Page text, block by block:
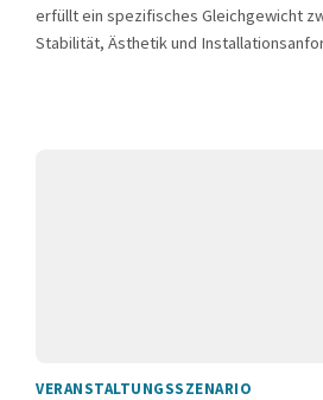
erfüllt ein spezifisches Gleichgewicht
Stabilität, Ästhetik und
VERANSTALTUNGSSZENARIO